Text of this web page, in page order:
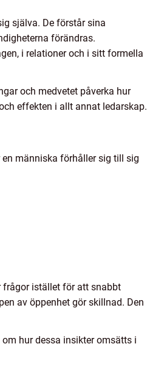
själva. De förstår sina
förändras.
i relationer och i sitt formella
och medvetet påverka hur
effekten i allt annat ledarskap.
människa förhåller sig till sig
frågor istället för att snabbt
av öppenhet gör skillnad. Den
hur dessa insikter omsätts i